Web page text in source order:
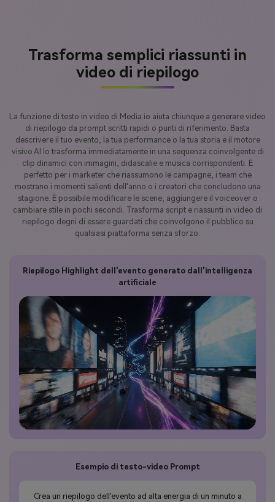
Trasforma semplici riassunti in
video di riepilogo
La funzione di testo in video di Media.io aiuta chiunque a generare video
di riepilogo da prompt scritti rapidi o punti di riferimento. Basta
descrivere il tuo evento, la tua performance o la tua storia e il motore
visivo AI lo trasforma immediatamente in una sequenza coinvolgente di
clip dinamici con immagini, didascalie e musica corrispondenti. È
perfetto per i marketer che riassumono le campagne, i team che
mostrano i momenti salienti dell'anno o i creatori che concludono una
stagione. È possibile modificare le scene, aggiungere il voiceover o
cambiare stile in pochi secondi. Trasforma script e riassunti in video di
riepilogo degni di essere guardati che coinvolgono il pubblico su
qualsiasi piattaforma senza sforzo.
Esempio di testo-video Prompt
Crea un riepilogo dell'evento ad alta energia di un minuto a
Riepilogo Highlight dell'evento generato dall'intelligenza
artificiale